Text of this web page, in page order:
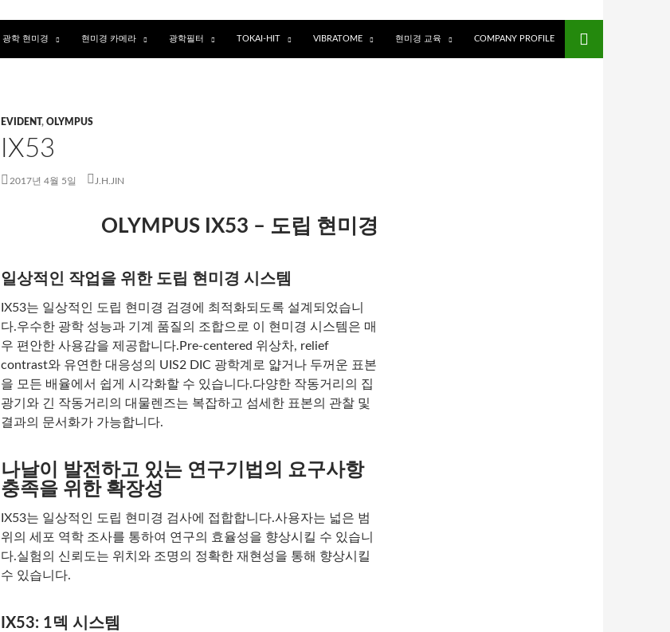
광학 현미경 현미경 카메라 광학필터 TOKAI-HIT VIBRATOME 현미경 교육 COMPANY PROFILE
EVIDENT, OLYMPUS
IX53
2017년 4월 5일 J.H.JIN
OLYMPUS IX53 – 도립 현미경
일상적인 작업을 위한 도립 현미경 시스템
IX53는 일상적인 도립 현미경 검경에 최적화되도록 설계되었습니
다.우수한 광학 성능과 기계 품질의 조합으로 이 현미경 시스템은 매
우 편안한 사용감을 제공합니다.Pre-centered 위상차, relief
contrast와 유연한 대응성의 UIS2 DIC 광학계로 얇거나 두꺼운 표본
을 모든 배율에서 쉽게 시각화할 수 있습니다.다양한 작동거리의 집
광기와 긴 작동거리의 대물렌즈는 복잡하고 섬세한 표본의 관찰 및
결과의 문서화가 가능합니다.
나날이 발전하고 있는 연구기법의 요구사항
충족을 위한 확장성
IX53는 일상적인 도립 현미경 검사에 접합합니다.사용자는 넓은 범
위의 세포 역학 조사를 통하여 연구의 효율성을 향상시킬 수 있습니
다.실험의 신뢰도는 위치와 조명의 정확한 재현성을 통해 향상시킬
수 있습니다.
IX53: 1덱 시스템